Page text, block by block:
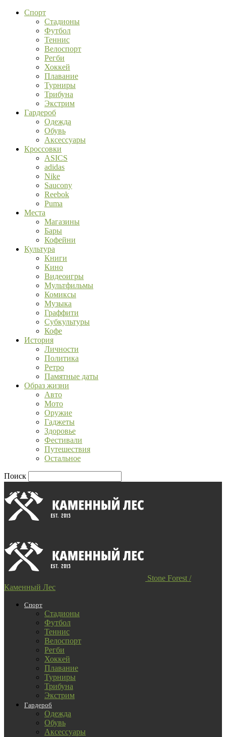
Спорт
Стадионы
Футбол
Теннис
Велоспорт
Регби
Хоккей
Плавание
Турниры
Трибуна
Экстрим
Гардероб
Одежда
Обувь
Аксессуары
Кроссовки
ASICS
adidas
Nike
Saucony
Reebok
Puma
Места
Магазины
Бары
Кофейни
Культура
Книги
Кино
Видеоигры
Мультфильмы
Комиксы
Музыка
Граффити
Субкультуры
Кофе
История
Личности
Политика
Ретро
Памятные даты
Образ жизни
Авто
Мото
Оружие
Гаджеты
Здоровье
Фестивали
Путешествия
Остальное
Поиск
Stone Forest /
Каменный Лес
Спорт
Стадионы
Футбол
Теннис
Велоспорт
Регби
Хоккей
Плавание
Турниры
Трибуна
Экстрим
Гардероб
Одежда
Обувь
Аксессуары